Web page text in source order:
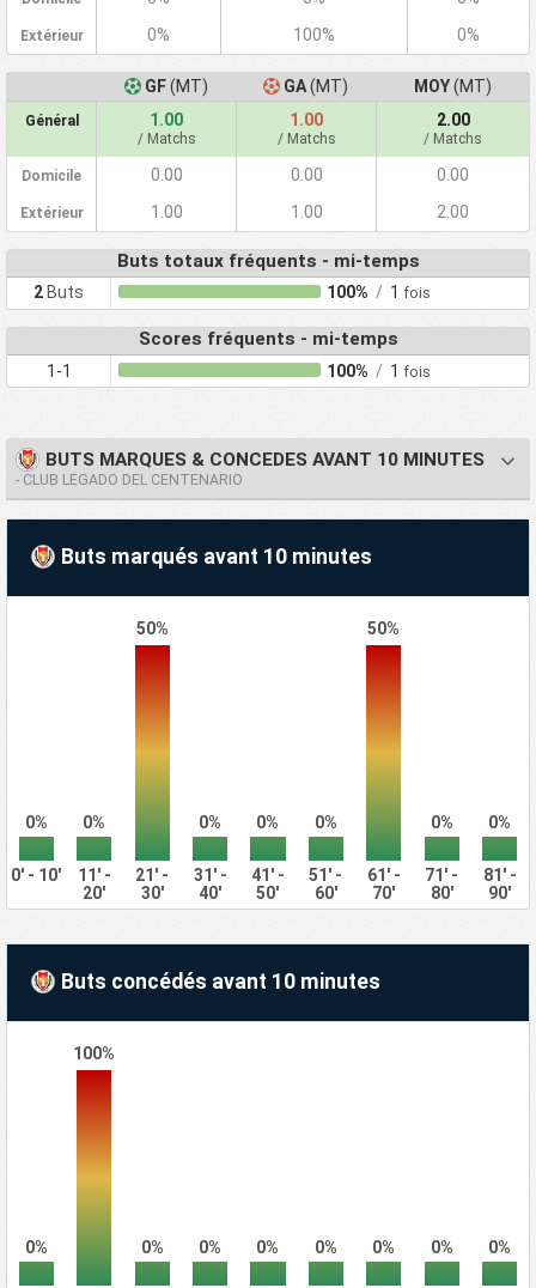
Extérieur 0% 100% 0%
GF(MT) GA(MT) MOY(MT)
Général 1.00
/ Matchs
1.00
/ Matchs
2.00
/ Matchs
Domicile 0.00 0.00 0.00
Extérieur 1.00 1.00 2.00
Buts totaux fréquents - mi-temps
2 Buts 100% / 1fois
Scores fréquents - mi-temps
1-1 100% / 1fois
BUTS MARQUES & CONCEDES AVANT 10 MINUTES
- CLUB LEGADO DEL CENTENARIO
Buts marqués avant 10 minutes
0% 0%
50%
0% 0% 0%
50%
0% 0%
0' - 10'
11' -
20'
21' -
30'
31' -
40'
41' -
50'
51' -
60'
61' -
70'
71' -
80'
81' -
90'
Buts concédés avant 10 minutes
0%
100%
0% 0% 0% 0% 0% 0% 0%